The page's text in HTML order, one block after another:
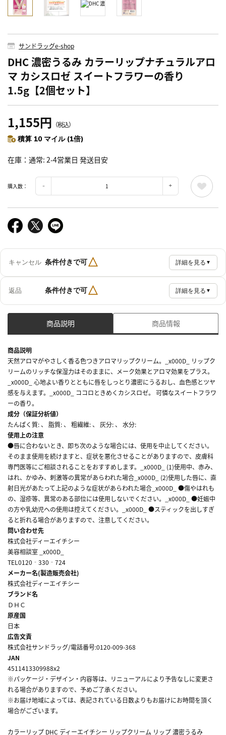
サンドラッグe-shop
DHC 濃密うるみ カラーリップナチュラルアロ
マ カシスロゼ スイートフラワーの香り
1.5g【2個セット】
1,155円 （税込）
積算 10 マイル (1倍)
在庫 通常: 2-4営業日 発送目安
購入数：
キャンセル 条件付きで可△ 詳細を見る ▼
返品 条件付きで可△ 詳細を見る ▼
商品説明 商品情報
商品説明
天然アロマがやさしく香る色つきアロマリップクリーム。_x000D_ リップク
リームのリッチな保湿力はそのままに、メーク効果とアロマ効果をプラス。
_x000D_ 心地よい香りとともに唇をしっとり濃密にうるおし、血色感とツヤ
感を与えます。_x000D_ ココロときめくカシスロゼ。 可憐なスイートフラワ
ーの香り。
成分（保証分析値）
たんぱく質: 、 脂質: 、 粗繊維: 、 灰分: 、 水分:
使用上の注意
●唇に合わないとき、即ち次のような場合には、使用を中止してください。
そのまま使用を続けますと、症状を悪化させることがありますので、皮膚科
専門医等にご相談されることをおすすめします。_x000D_ (1)使用中、赤み、
はれ、かゆみ、刺激等の異常があらわれた場合_x000D_ (2)使用した唇に、直
射日光があたって上記のような症状があらわれた場合_x000D_ ●傷やはれも
の、湿疹等、異常のある部位には使用しないでください。_x000D_ ●妊娠中
の方や乳幼児への使用は控えてください。_x000D_ ●スティックを出しすぎ
ると折れる場合がありますので、注意してください。
問い合わせ先
株式会社ディーエイチシー
美容相談室 _x000D_
TEL0120‐330‐724
メーカー名(製造販売会社)
株式会社ディーエイチシー
ブランド名
ＤＨＣ
原産国
日本
広告文責
株式会社サンドラッグ/電話番号:0120-009-368
JAN
4511413309988x2
※パッケージ・デザイン・内容等は、リニューアルにより予告なしに変更さ
れる場合がありますので、予めご了承ください。
※お届け地域によっては、表記されている日数よりもお届けにお時間を頂く
場合がございます。
カラーリップ DHC ディーエイチシー リップクリーム リップ 濃密うるみ